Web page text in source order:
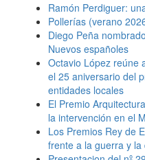
Ramón Perdiguer:
Pollerías (verano
Diego Peña
Nuevos españoles
Octavio López reúne
el 25 aniversario del
entidades locales
El Premio
la intervención en el
Los Premios Rey de
frente a la guerra y la